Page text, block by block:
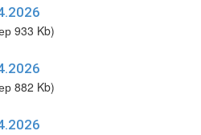
933 Kb)
882 Kb)